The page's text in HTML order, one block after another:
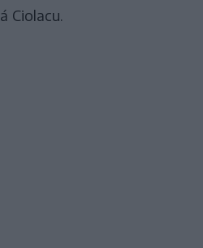
Ciolacu.